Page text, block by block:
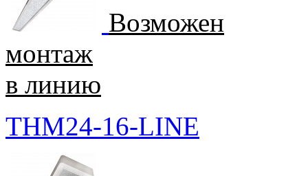
Возможен
монтаж
в линию
THM24-16-LINE